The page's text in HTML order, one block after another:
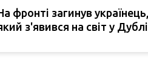
фронті загинув українець,
з'явився на світ у